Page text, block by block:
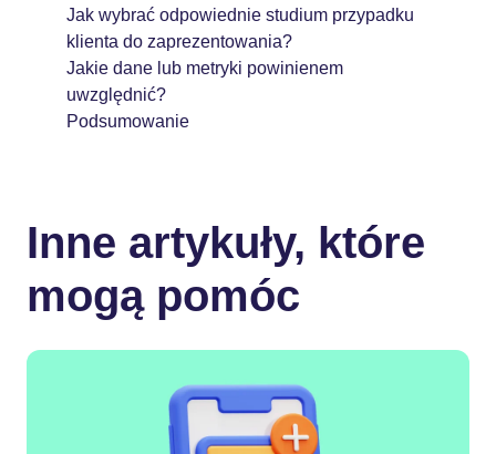
Jak wybrać odpowiednie studium przypadku
klienta do zaprezentowania?
Jakie dane lub metryki powinienem
uwzględnić?
Podsumowanie
Inne artykuły, które
mogą pomóc